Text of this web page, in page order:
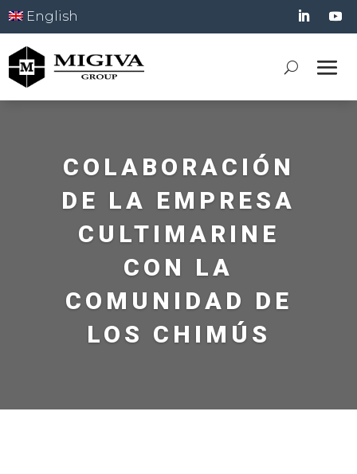
English
COLABORACIÓN
DE LA EMPRESA
CULTIMARINE
CON LA
COMUNIDAD DE
LOS CHIMÚS